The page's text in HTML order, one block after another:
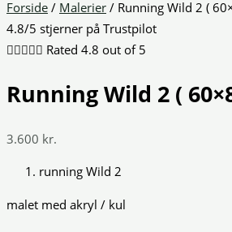
Forside / Malerier / Running Wild 2 (
4.8/5 stjerner på Trustpilot
 Rated 4.8 out of 5
Running Wild 2 (
3.600 kr.
running Wild 2
malet med akryl / kul